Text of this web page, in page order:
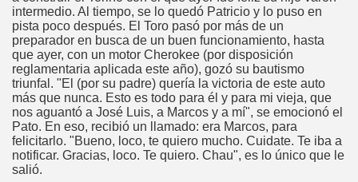
intermedio. Al tiempo, se lo quedó Patricio y lo puso en
pista poco después. El Toro pasó por más de un
preparador en busca de un buen funcionamiento, hasta
que ayer, con un motor Cherokee (por disposición
reglamentaria aplicada este año), gozó su bautismo
triunfal. "El (por su padre) quería la victoria de este auto
más que nunca. Esto es todo para él y para mi vieja, que
nos aguantó a José Luis, a Marcos y a mí", se emocionó el
Pato. En eso, recibió un llamado: era Marcos, para
felicitarlo. "Bueno, loco, te quiero mucho. Cuidate. Te iba a
notificar. Gracias, loco. Te quiero. Chau", es lo único que le
salió.
campeon de Turismo Carretera
y quiebra una racha de 11 años sin victorias de